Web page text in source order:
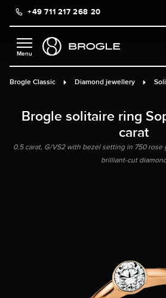
content+49 711 217 268 20
Brogle Classic Diamond jewellery
Brogle solitaire ring
carat
0.5 carat, G/VS2 with bezel setting in 750 rose
brilliant-cut